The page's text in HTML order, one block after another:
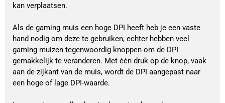
kan verplaatsen.
Als de gaming muis een hoge DPI heeft heb je een vaste
hand nodig om deze te gebruiken, echter hebben veel
gaming muizen tegenwoordig knoppen om de DPI
gemakkelijk te veranderen. Met één druk op de knop, vaak
aan de zijkant van de muis, wordt de DPI aangepast naar
een hoge of lage DPI-waarde.